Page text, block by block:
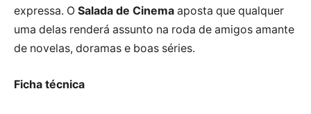
expressa. O Salada de Cinema aposta que qualquer
uma delas renderá assunto na roda de amigos amante
de novelas, doramas e boas séries.
Ficha técnica